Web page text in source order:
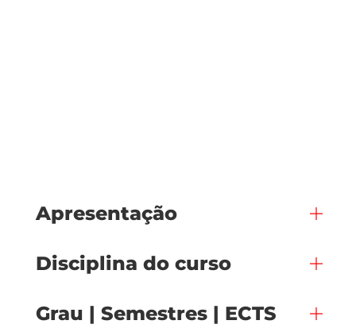
Apresentação
Disciplina do curso
Grau | Semestres | ECTS